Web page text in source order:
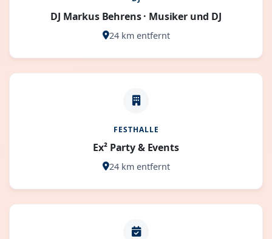
DJ Markus Behrens · Musiker und DJ
24 km entfernt
FESTHALLE
Ex² Party & Events
24 km entfernt